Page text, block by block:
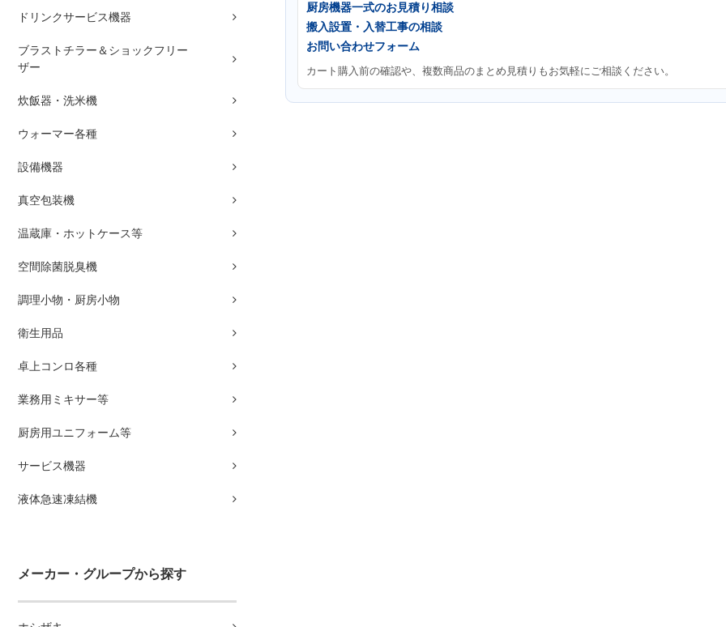
ドリンクサービス機器
ブラストチラー＆ショックフリー
ザー
炊飯器・洗米機
ウォーマー各種
設備機器
真空包装機
温蔵庫・ホットケース等
空間除菌脱臭機
調理小物・厨房小物
衛生用品
卓上コンロ各種
業務用ミキサー等
厨房用ユニフォーム等
サービス機器
液体急速凍結機
メーカー・グループから探す
厨房機器一式のお見積り相談
搬入設置・入替工事の相談
お問い合わせフォーム
カート購入前の確認や、複数商品のまとめ見積りもお気軽にご相談ください。